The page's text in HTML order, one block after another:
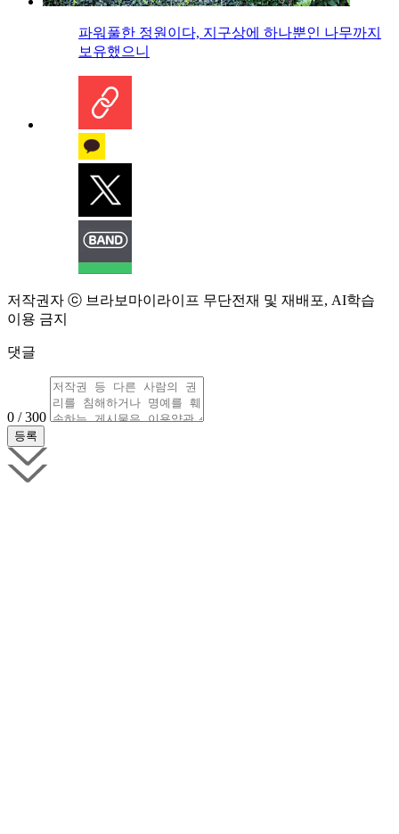
파워풀한 정원이다, 지구상에 하나뿐인 나무까지
보유했으니
저작권자 ⓒ 브라보마이라이프 무단전재 및 재배포, AI학습
이용 금지
댓글
0 / 300